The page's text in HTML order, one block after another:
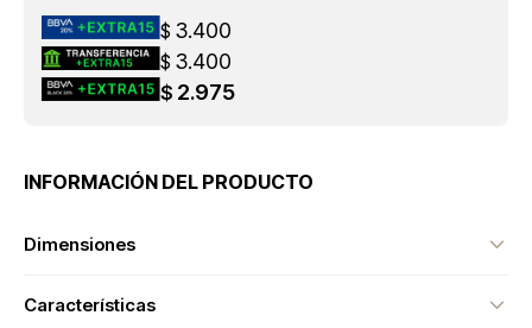
$ 3.400
$ 3.400
$ 2.975
INFORMACIÓN DEL PRODUCTO
Dimensiones
Características